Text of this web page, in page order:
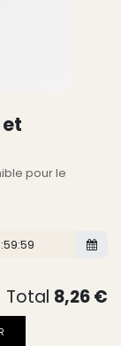
pour le
Total 8,26€